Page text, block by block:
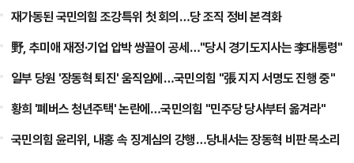
재가동된 국민의힘 조강특위 첫 회의…당 조직 정비 본격화
野, 추미애 재정·기업 압박 쌍끌이 공세…"당시 경기도지사는 李대통령"
일부 당원 '장동혁 퇴진' 움직임에…국민의힘 "張 지지 서명도 진행 중"
황희 '폐버스 청년주택' 논란에…국민의힘 "민주당 당사부터 옮겨라"
국민의힘 윤리위, 내홍 속 징계심의 강행…당내서는 장동혁 비판 목소리